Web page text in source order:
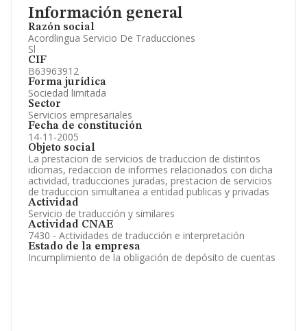
Información general
Razón social
Acordlingua Servicio De Traducciones
Sl
CIF
B63963912
Forma jurídica
Sociedad limitada
Sector
Servicios empresariales
Fecha de constitución
14-11-2005
Objeto social
La prestacion de servicios de traduccion de distintos
idiomas, redaccion de informes relacionados con dicha
actividad, traducciones juradas, prestacion de servicios
de traduccion simultanea a entidad publicas y privadas
Actividad
Servicio de traducción y similares
Actividad CNAE
7430 - Actividades de traducción e interpretación
Estado de la empresa
Incumplimiento de la obligación de depósito de cuentas
Información oficial y registral complementaria.